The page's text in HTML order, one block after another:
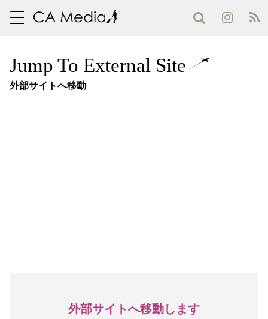
toggle
Jump To External Site
外部サイトへ移動
外部サイトへ移動します